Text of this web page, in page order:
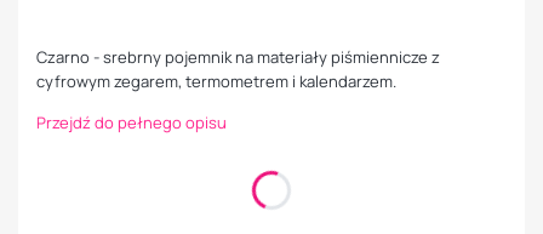
Czarno - srebrny pojemnik na materiały piśmiennicze z
cyfrowym zegarem, termometrem i kalendarzem.
Przejdź do pełnego opisu